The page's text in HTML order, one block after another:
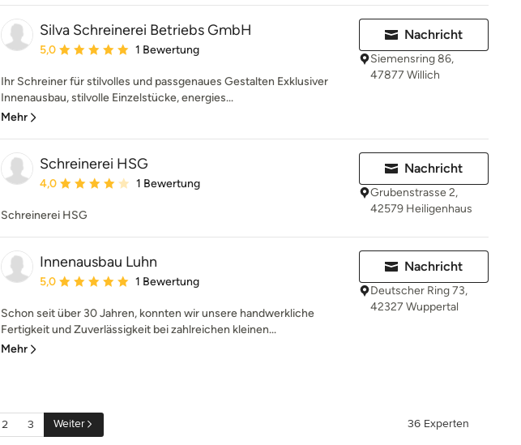
Silva Schreinerei Betriebs GmbH
Durchschnittliche Bewertung: 5 von 5 Sternen
5,0 1 Bewertung
Ihr Schreiner für stilvolles und passgenaues Gestalten Exklusiver
Innenausbau, stilvolle Einzelstücke, energies...
Mehr
Nachricht
Siemensring 86,
47877 Willich
Schreinerei HSG
Durchschnittliche Bewertung: 4 von 5 Sternen
4,0 1 Bewertung
Schreinerei HSG
Nachricht
Grubenstrasse 2,
42579 Heiligenhaus
Innenausbau Luhn
Durchschnittliche Bewertung: 5 von 5 Sternen
5,0 1 Bewertung
Schon seit über 30 Jahren, konnten wir unsere handwerkliche
Fertigkeit und Zuverlässigkeit bei zahlreichen kleinen...
Mehr
Nachricht
Deutscher Ring 73,
42327 Wuppertal
2 3 Weiter 36 Experten